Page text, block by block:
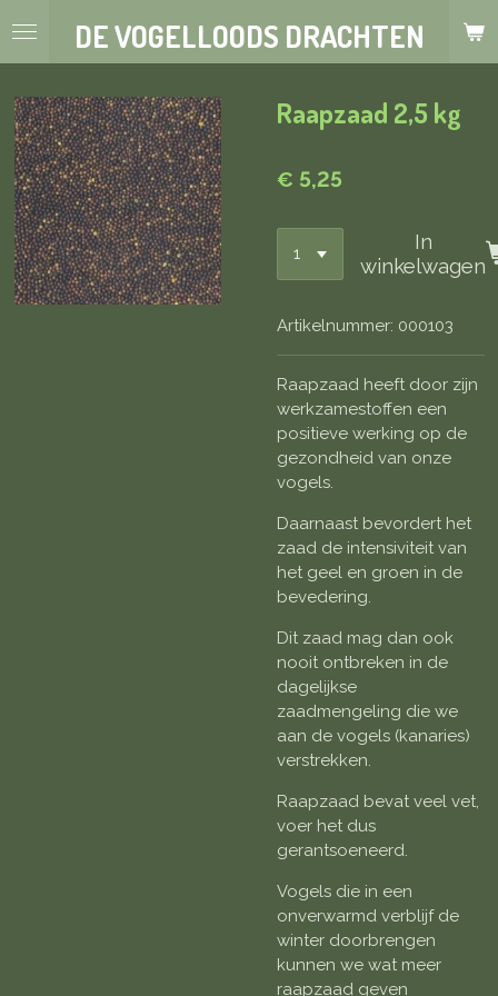
Ga
de
hoofdinhoud
DE VOGELLOODS DRACHTEN
Raapzaad 2,5 kg
€ 5,25
In
winkelwagen
Artikelnummer: 000103
Raapzaad heeft door zijn
werkzamestoffen een
positieve werking op de
gezondheid van onze
vogels.
Daarnaast bevordert het
zaad de intensiviteit van
het geel en groen in de
bevedering.
Dit zaad mag dan ook
nooit ontbreken in de
dagelijkse
zaadmengeling die we
aan de vogels (kanaries)
verstrekken.
Raapzaad bevat veel vet,
voer het dus
gerantsoeneerd.
Vogels die in een
onverwarmd verblijf de
winter doorbrengen
kunnen we wat meer
raapzaad geven